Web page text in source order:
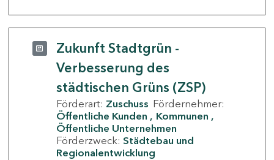
Zukunft Stadtgrün -
Verbesserung des
städtischen Grüns (ZSP)
Förderart: Zuschuss Fördernehmer:
Öffentliche Kunden
Kommunen
Öffentliche Unternehmen
Förderzweck: Städtebau und
Regionalentwicklung